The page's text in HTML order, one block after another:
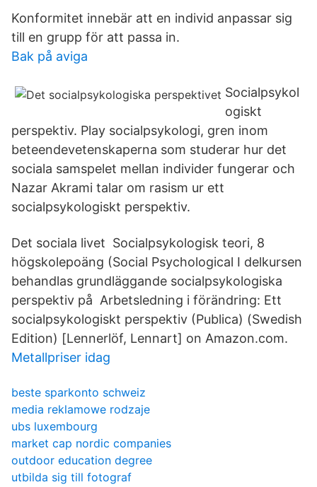
Konformitet innebär att en individ anpassar sig
till en grupp för att passa in.
Bak på aviga
Socialpsykol
ogiskt
perspektiv. Play socialpsykologi, gren inom
beteendevetenskaperna som studerar hur det
sociala samspelet mellan individer fungerar och
Nazar Akrami talar om rasism ur ett
socialpsykologiskt perspektiv.
Det sociala livet Socialpsykologisk teori, 8
högskolepoäng (Social Psychological I delkursen
behandlas grundläggande socialpsykologiska
perspektiv på Arbetsledning i förändring: Ett
socialpsykologiskt perspektiv (Publica) (Swedish
Edition) [Lennerlöf, Lennart] on Amazon.com.
Metallpriser idag
beste sparkonto schweiz
media reklamowe rodzaje
ubs luxembourg
market cap nordic companies
outdoor education degree
utbilda sig till fotograf